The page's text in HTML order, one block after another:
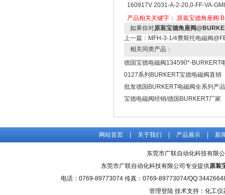
160917V 2031-A-2-20,0-FF-VA-
产品相关关键字： 原装宝德角座阀
如果你对原装宝德角座阀
上一篇： MFH-3-1/4费斯托电磁阀
相关同类产品：
德国宝德电磁阀134590*-BURKERT
0127系列BURKERT宝德电磁阀直销
批发德国BURKERT电磁阀全系列产品
宝德电磁阀经销/德国BURKERT厂家
网站首页 关于我们 产品展示 新
东莞市广联自动化科技有限
东莞市广联自动化科技有限公司专业提供原装
电话：0769-89773074 传真：0769-89773074/
管理登陆 技术支持：化工